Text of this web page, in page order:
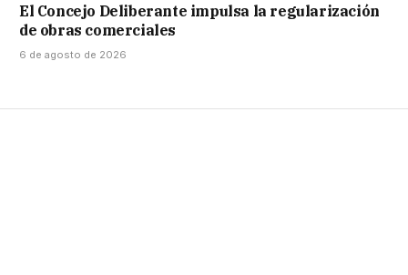
El Concejo Deliberante impulsa la regularización
de obras comerciales
6 de agosto de 2026